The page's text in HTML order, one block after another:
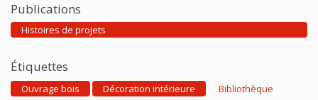
Publications
Histoires de projets
Étiquettes
Ouvrage bois Décoration intérieure
Bibliothèque